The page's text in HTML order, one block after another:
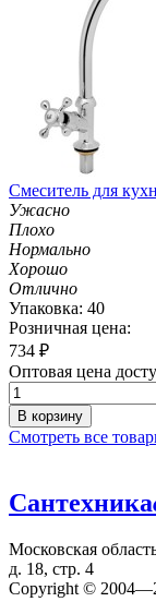
Смеситель для
Ужасно
Плохо
Нормально
Хорошо
Отлично
Упаковка: 40
Розничная цена:
734 ₽
Оптовая цена
В корзину
Смотреть все
Сантехника
Московская
д. 18, стр. 4
Copyright ©